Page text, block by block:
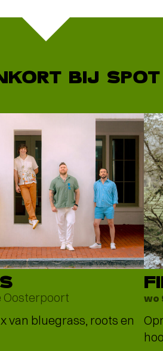
BIJ SPOT
Oosterpoort
van bluegrass, roots en
wo